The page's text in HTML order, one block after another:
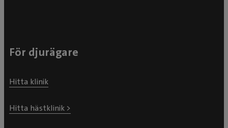
För djurägare
Hitta klinik
Hitta hästklinik >